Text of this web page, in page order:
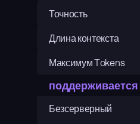
Точность
Длина контекста
Максимум Tokens
Безсерверный